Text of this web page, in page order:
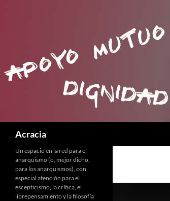
Acracia
Un espacio en la red para el
anarquismo (o, mejor dicho,
para los anarquismos), con
especial atención para el
escepticismo, la crítica, el
librepensamiento y la filosofía